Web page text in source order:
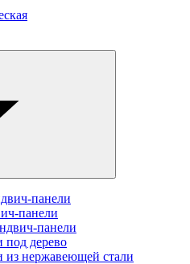
панели
панели
панели
под дерево
из нержавеющей стали